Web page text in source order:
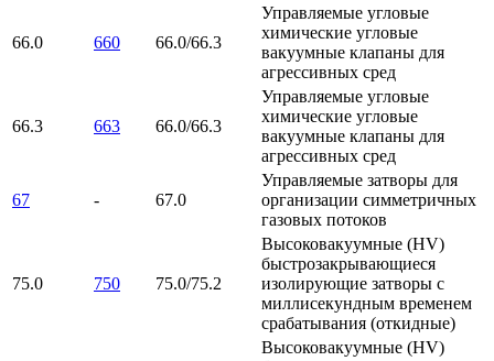
66.0 660 66.0/66.3
Управляемые угловые
химические угловые
вакуумные клапаны для
агрессивных сред
66.3 663 66.0/66.3
Управляемые угловые
химические угловые
вакуумные клапаны для
агрессивных сред
67 - 67.0
Управляемые затворы для
организации симметричных
газовых потоков
75.0 750 75.0/75.2
Высоковакуумные (HV)
быстрозакрывающиеся
изолирующие затворы с
миллисекундным временем
срабатывания (откидные)
Высоковакуумные (HV)